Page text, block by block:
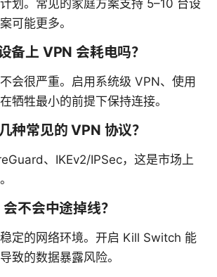
划。常见的家庭方案支持 5–10 台设
可能更多。
备上 VPN 会耗电吗？
会很严重。启用系统级 VPN、使用
牺牲最小的前提下保持连接。
种常见的 VPN 协议？
、IKEv2/IPSec，这是市场上
不会中途掉线？
定的网络环境。开启 Kill Switch 能
致的数据暴露风险。